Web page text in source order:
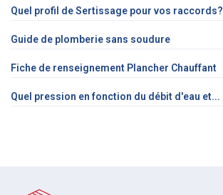
Quel profil de Sertissage pour vos raccords?
Guide de plomberie sans soudure
Fiche de renseignement Plancher Chauffant
Quel pression en fonction du débit d'eau et...